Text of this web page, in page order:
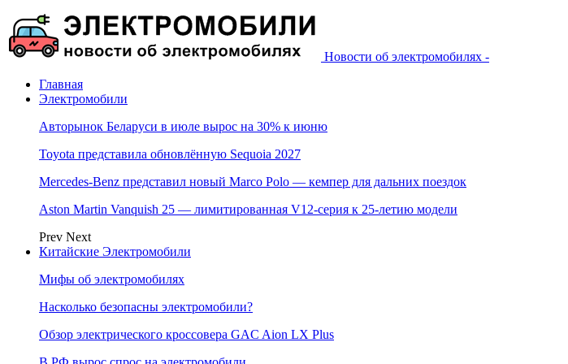
Новости об электромобилях -
Главная
Электромобили
Авторынок Беларуси в июле вырос на 30% к июню
Toyota представила обновлённую Sequoia 2027
Mercedes-Benz представил новый Marco Polo — кемпер для дальних поездок
Aston Martin Vanquish 25 — лимитированная V12-серия к 25-летию модели
Prev Next
Китайские Электромобили
Мифы об электромобилях
Насколько безопасны электромобили?
Обзор электрического кроссовера GAC Aion LX Plus